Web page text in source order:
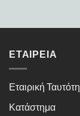
ΕΤΑΙΡΕΊΑ
Εταιρική
Κατάστημα